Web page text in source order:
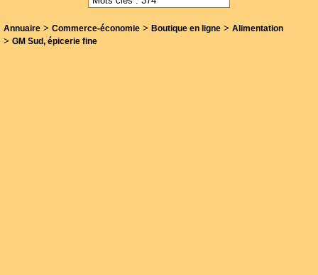
Annuaire > Commerce-économie > Boutique en ligne > Alimentation
> GM Sud, épicerie fine